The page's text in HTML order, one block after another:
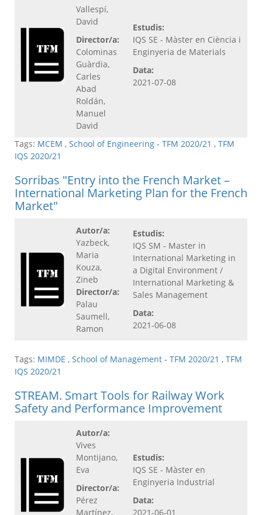
Vallespí,
David
Director/a:
Colominas
Guàrdia,
Carles
Abad
Roldán,
Manuel
David
Estudis:
IQS SE - Màster en Ciència i
Enginyeria de Materials
Data:
2021-07-08
Tags: MCEM , School of Engineering - TFM 2020/21 , TFM
IQS 2020/21
Sorribas "Entry into the French Market –
International Marketing Plan for the French
Market"
Autor/a:
Yazbeck,
Maria
Kouza,
Zineb
Director/a:
Palau
Saumell,
Ramon
Estudis:
IQS SM - Master in
International Marketing in
a Digital Environment /
International Marketing &
Sales Management
Data:
2021-06-08
Tags: MIMDE , School of Management - TFM 2020/21 , TFM
IQS 2020/21
STREAM. Smart Tools for Railway Work
Safety and Performance Improvement
Autor/a:
Vives
Montijano,
Eva
Director/a:
Pérez
Martínez,
Estudis:
IQS SE - Màster en
Enginyeria Industrial
Data:
2021-06-01